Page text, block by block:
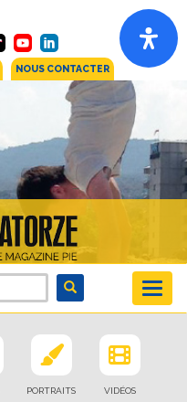
NOUS CONTACTER
PORTRAITS VIDÉOS